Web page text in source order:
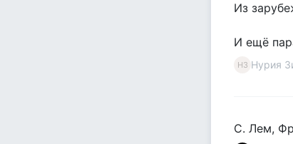
Из
И ещё
НЗ Нурия
С. Лем,